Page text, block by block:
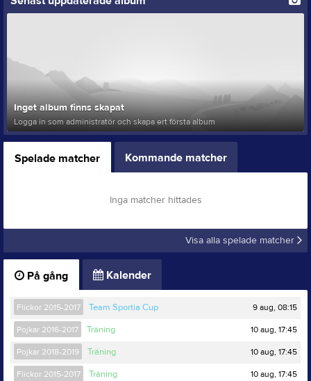
Inget album finns skapat
Logga in som administratör och skapa ert första album
Spelade matcher Kommande matcher
Inga matcher hittades
Visa alla spelade matcher
På gång Kalender
Flickor 2015-2017 Team Sportia Cup 9 aug, 08:15
Pojkar 2016-2017 Träning 10 aug, 17:45
Pojkar 2018-2019 Träning 10 aug, 17:45
Flickor 2015-2017 Träning 10 aug, 17:45